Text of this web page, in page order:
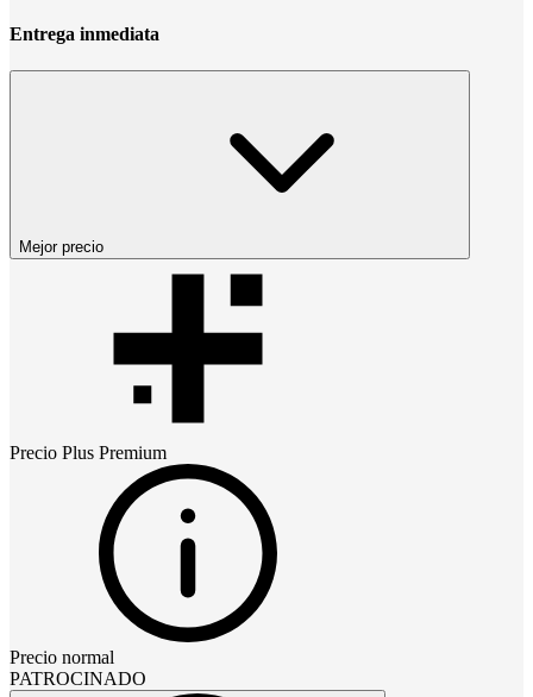
Entrega inmediata
Mejor precio
Precio Plus Premium
Precio normal
PATROCINADO